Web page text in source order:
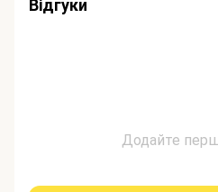
Відгуки
Додайте